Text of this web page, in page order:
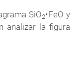
SiO2•FeO y
analizar la figura